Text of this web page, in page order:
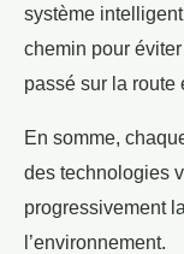
système
chemin pour
passé sur la route
En somme,
des technologies
progressivement
l’environnement.